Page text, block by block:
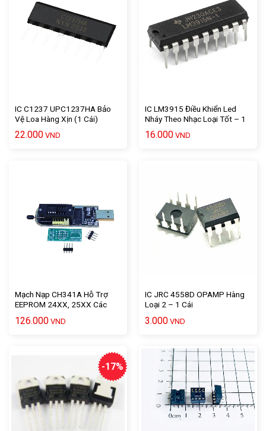
IC C1237 UPC1237HA Bảo
Vệ Loa Hàng Xịn (1 Cái)
22.000 VND
IC LM3915 Điều Khiển Led
Nháy Theo Nhạc Loại Tốt – 1
Cái
16.000 VND
Mạch Nạp CH341A Hỗ Trợ
EEPROM 24XX, 25XX Các
Tiếng Việt
126.000 VND
IC JRC 4558D OPAMP Hàng
Loại 2 – 1 Cái
3.000 VND
-17%